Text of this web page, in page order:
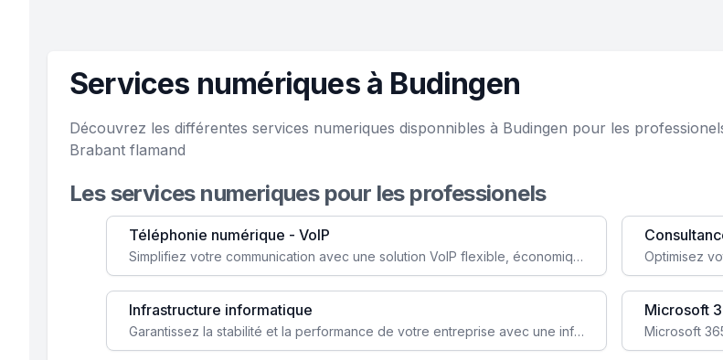
Services numériques à Budingen
Découvrez les différentes services numeriques disponnibles à Budingen pour les
Brabant flamand
Les services numeriques pour les professionels
Téléphonie numérique - VoIP
Simplifiez votre communication avec une solution VoIP flexible, économique et adaptée à vos besoins professionnels.
Infrastructure informatique
Garantissez la stabilité et la performance de votre entreprise avec une infrastructure IT sécurisée et évolutive.
Microsoft